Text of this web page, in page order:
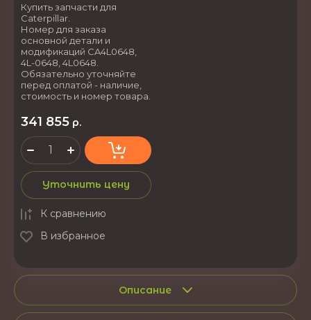
Купить запчасти для
Caterpillar.
Номер для заказа
основной детали и
модификаций CA4L0648,
4L-0648, 4L0648.
Обязательно уточняйте
перед оплатой - наличие,
стоимость и номер товара.
341 855 р.
Уточнить цену
К сравнению
В избранное
Описание